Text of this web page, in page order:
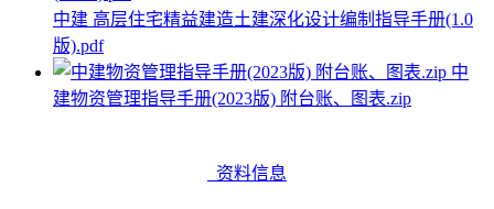
中建 高层住宅精益建造土建深化设计编制指导手册(1.0
版).pdf
中
建物资管理指导手册(2023版) 附台账、图表.zip
资料信息